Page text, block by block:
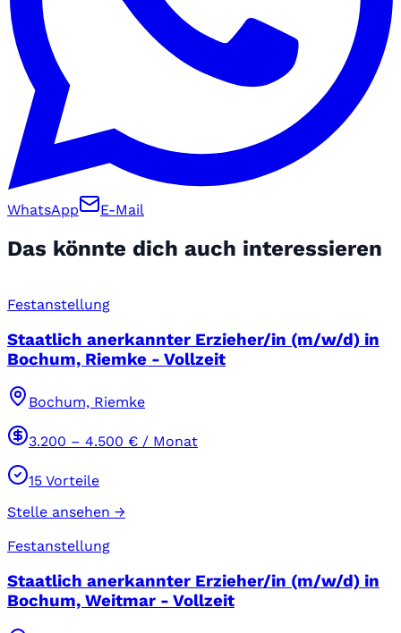
WhatsApp E-Mail
Das könnte dich auch interessieren
Festanstellung
Staatlich anerkannter Erzieher/in (m/w/d) in
Bochum, Riemke - Vollzeit
Bochum, Riemke
3.200 – 4.500 € / Monat
15 Vorteile
Stelle ansehen →
Festanstellung
Staatlich anerkannter Erzieher/in (m/w/d) in
Bochum, Weitmar - Vollzeit